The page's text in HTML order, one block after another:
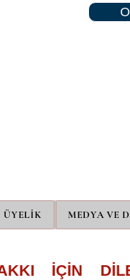
ÜYELİK MEDYA VE
İÇİN